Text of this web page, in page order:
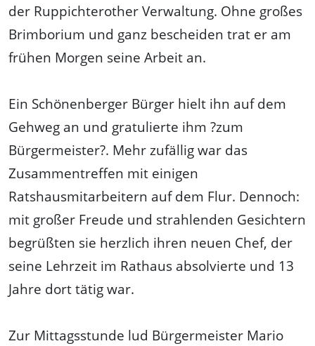
der Ruppichterother Verwaltung. Ohne großes
Brimborium und ganz bescheiden trat er am
frühen Morgen seine Arbeit an.
Ein Schönenberger Bürger hielt ihn auf dem
Gehweg an und gratulierte ihm ?zum
Bürgermeister?. Mehr zufällig war das
Zusammentreffen mit einigen
Ratshausmitarbeitern auf dem Flur. Dennoch:
mit großer Freude und strahlenden Gesichtern
begrüßten sie herzlich ihren neuen Chef, der
seine Lehrzeit im Rathaus absolvierte und 13
Jahre dort tätig war.
Zur Mittagsstunde lud Bürgermeister Mario